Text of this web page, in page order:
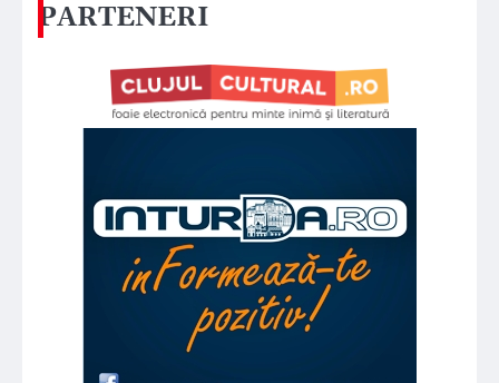
PARTENERI